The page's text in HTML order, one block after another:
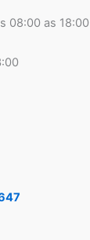
08:00 as 18:00